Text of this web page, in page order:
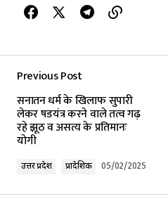
Previous Post
सनातन धर्म के खिलाफ सुपारी
लेकर षडयंत्र करने वाले तत्व गढ़
रहे झूठ व असत्य के प्रतिमानः
योगी
उत्तर प्रदेश प्रादेशिक 05/02/2025